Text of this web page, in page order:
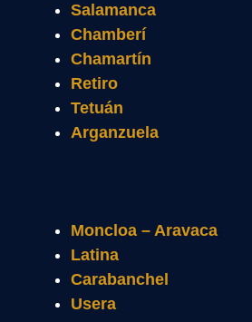
Salamanca
Chamberí
Chamartín
Retiro
Tetuán
Arganzuela
Moncloa – Aravaca
Latina
Carabanchel
Usera